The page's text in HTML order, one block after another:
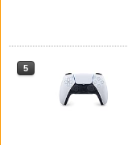
5
5
5